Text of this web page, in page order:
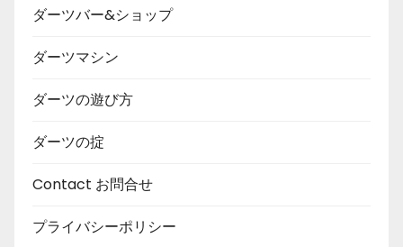
ダーツバー&ショップ
ダーツマシン
ダーツの遊び方
ダーツの掟
Contact お問合せ
プライバシーポリシー